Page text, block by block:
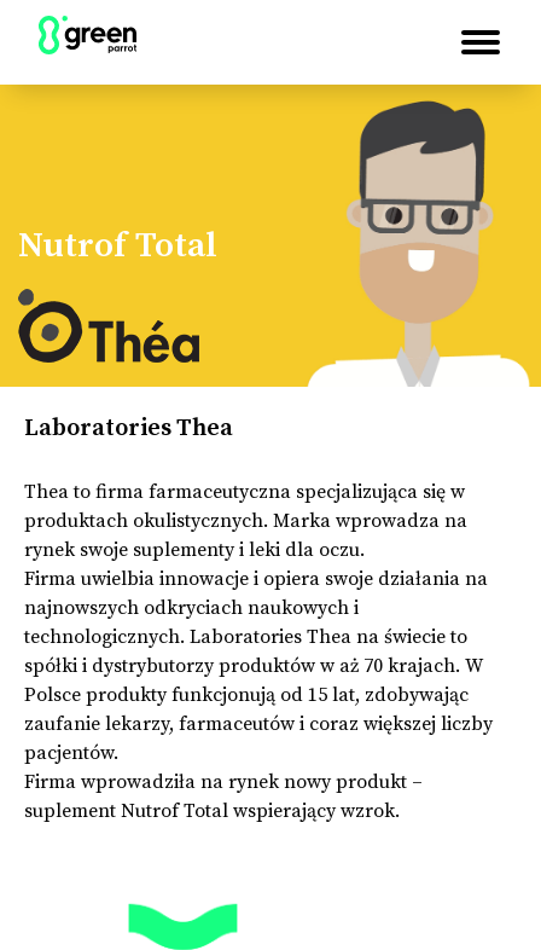
Nutrof Total
Laboratories Thea
Thea to firma farmaceutyczna specjalizująca się w
produktach okulistycznych. Marka wprowadza na
rynek swoje suplementy i leki dla oczu.
Firma uwielbia innowacje i opiera swoje działania na
najnowszych odkryciach naukowych i
technologicznych. Laboratories Thea na świecie to
spółki i dystrybutorzy produktów w aż 70 krajach. W
Polsce produkty funkcjonują od 15 lat, zdobywając
zaufanie lekarzy, farmaceutów i coraz większej liczby
pacjentów.
Firma wprowadziła na rynek nowy produkt –
suplement Nutrof Total wspierający wzrok.